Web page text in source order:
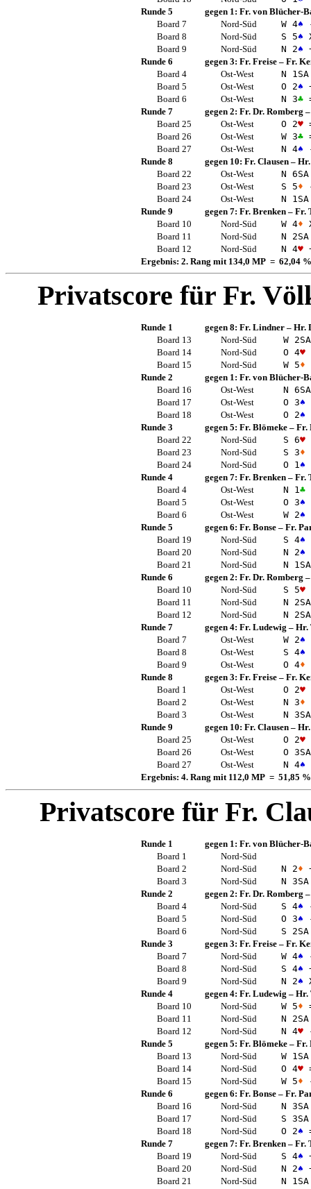
Runde 5
gegen 1: Fr. von Blücher-
Board 7
Nord-Süd W 4♠
Board 8
Nord-Süd S 5♠
Board 9
Nord-Süd N 2♠
Runde 6
gegen 3: Fr. Freise – Fr.
Board 4
Ost-West N 1 SA
Board 5
Ost-West O 2♠
Board 6
Ost-West N 3♣
Runde 7
gegen 2: Fr. Dr. Romberg
Board 25
Ost-West O 2♥
Board 26
Ost-West W 3♣
Board 27
Ost-West N 4♠
Runde 8
gegen 10: Fr. Clausen –
Board 22
Ost-West N 6SA
Board 23
Ost-West S 5♦
Board 24
Ost-West N 1 SA
Runde 9
gegen 7: Fr. Brenken – Fr.
Board 10
Nord-Süd W 4♦
Board 11
Nord-Süd N 2SA
Board 12
Nord-Süd N 4♥
Ergebnis: 2. Rang mit 134,0 MP = 62,04 %
Privatscore für Fr.
Runde 1 gegen 8: Fr. Lindner – Hr.
Board 13
Nord-Süd W 2SA
Board 14
Nord-Süd O 4♥
Board 15
Nord-Süd W 5♦
Runde 2
gegen 1: Fr. von Blücher-
Board 16
Ost-West N 6SA
Board 17
Ost-West O 3♠
Board 18
Ost-West O 2♠
Runde 3
gegen 5: Fr. Blömeke – Fr.
Board 22
Nord-Süd S 6♥
Board 23
Nord-Süd S 3♦
Board 24
Nord-Süd O 1♠
Runde 4
gegen 7: Fr. Brenken – Fr.
Board 4
Ost-West N 1♣
Board 5
Ost-West O 3♠
Board 6
Ost-West W 2♠
Runde 5
gegen 6: Fr. Bonse – Fr.
Board 19
Nord-Süd S 4♠
Board 20
Nord-Süd N 2♠
Board 21
Nord-Süd N 1SA
Runde 6
gegen 2: Fr. Dr. Romberg
Board 10
Nord-Süd S 5♥
Board 11
Nord-Süd N 2SA
Board 12
Nord-Süd N 2SA
Runde 7
gegen 4: Fr. Ludewig – Hr.
Board 7
Ost-West W 2♠
Board 8
Ost-West S 4♠
Board 9
Ost-West O 4♦
Runde 8
gegen 3: Fr. Freise – Fr.
Board 1
Ost-West O 2♥
Board 2
Ost-West N 3♦
Board 3
Ost-West N 3SA
Runde 9
gegen 10: Fr. Clausen –
Board 25
Ost-West O 2♥
Board 26
Ost-West O 3SA
Board 27
Ost-West N 4♠
Ergebnis: 4. Rang mit 112,0 MP = 51,85 %
Privatscore für Fr.
Runde 1 gegen 1: Fr. von Blücher-
Board 1
Nord-Süd
Board 2
Nord-Süd N 2♦
Board 3
Nord-Süd N 3SA
Runde 2
gegen 2: Fr. Dr. Romberg
Board 4
Nord-Süd S 4♠
Board 5
Nord-Süd O 3♠
Board 6
Nord-Süd S 2SA
Runde 3
gegen 3: Fr. Freise – Fr.
Board 7
Nord-Süd W 4♠
Board 8
Nord-Süd S 4♠
Board 9
Nord-Süd N 2♠
Runde 4
gegen 4: Fr. Ludewig – Hr.
Board 10
Nord-Süd W 5♦
Board 11
Nord-Süd N 2SA
Board 12
Nord-Süd N 4♥
Runde 5
gegen 5: Fr. Blömeke – Fr.
Board 13
Nord-Süd W 1SA
Board 14
Nord-Süd O 4♥
Board 15
Nord-Süd W 5♦
Runde 6
gegen 6: Fr. Bonse – Fr.
Board 16
Nord-Süd N 3SA
Board 17
Nord-Süd S 3SA
Board 18
Nord-Süd O 2♠
Runde 7
gegen 7: Fr. Brenken – Fr.
Board 19
Nord-Süd S 4♠
Board 20
Nord-Süd N 2♠
Board 21
Nord-Süd N 1SA